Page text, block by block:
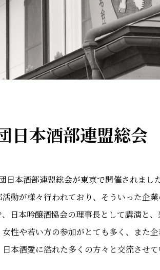
日本酒部連盟総会
日本酒部連盟総会が東京で開催されま
活動が様々行われており、そういった企
、日本吟醸酒協会の理事長として講演と
女性や若い方の参加がとても多く、また
本酒愛に溢れた多くの方々と交流させて